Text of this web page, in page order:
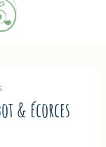
& écorces